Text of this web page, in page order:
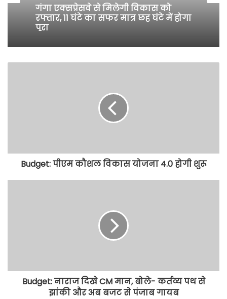
गंगा एक्सप्रेसवे से मिलेगी विकास को
रफ्तार, 11 घंटे का सफर मात्र छह घंटे में होगा
पूरा
Budget: पीएम कौशल विकास योजना 4.0 होगी शुरू
Budget: नाराज दिखे CM मान, बोले- कर्तव्य पथ से
झांकी और अब बजट से पंजाब गायब